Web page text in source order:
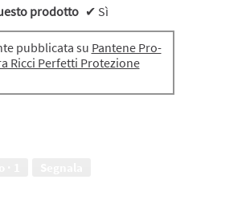
prodotto ✔ Sì
pubblicata su Pantene Pro-
Ricci Perfetti Protezione